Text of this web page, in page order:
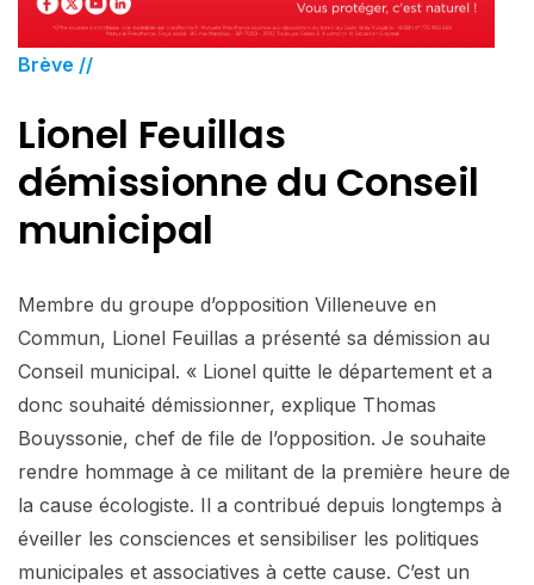
Brève //
Lionel Feuillas
démissionne du Conseil
municipal
Membre du groupe d’opposition Villeneuve en
Commun, Lionel Feuillas a présenté sa démission au
Conseil municipal. « Lionel quitte le département et a
donc souhaité démissionner, explique Thomas
Bouyssonie, chef de file de l’opposition. Je souhaite
rendre hommage à ce militant de la première heure de
la cause écologiste. Il a contribué depuis longtemps à
éveiller les consciences et sensibiliser les politiques
municipales et associatives à cette cause. C’est un